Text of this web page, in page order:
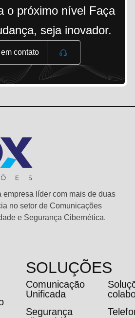
o próximo nível Faça
seja inovador.
contato
empresa líder com mais de duas
no setor de Comunicações
e Segurança Cibernética.
SOLUÇÕES
Comunicação
Unificada
Segurança